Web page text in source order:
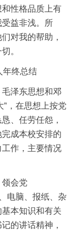
性格品质上有
益非浅。所
对我的帮助，
。
年终总结
泽东思想和邓
”，在思想上按党
、任劳任怨，
成本校安排的
作，主要情况
会党
电脑、报纸、杂
本知识和有关
的讲话精神，